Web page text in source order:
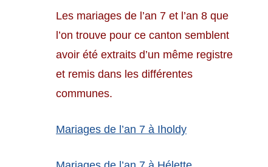
Les mariages de l’an 7 et l’an 8 que
l’on trouve pour ce canton semblent
avoir été extraits d’un même registre
et remis dans les différentes
communes.
Mariages de l’an 7 à Iholdy